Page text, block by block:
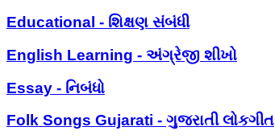
Educational - શિક્ષણ સંબંધી
English Learning - અંગ્રેજી શીખો
Essay - નિબંધો
Folk Songs Gujarati - ગુજરાતી લોકગીત